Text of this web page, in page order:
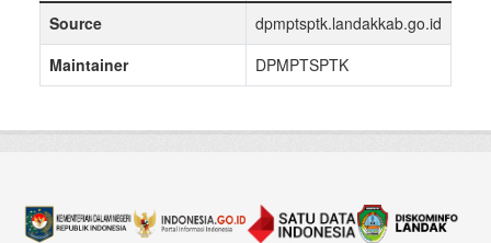
Source
dpmptsptk.landakkab.go.id
Maintainer
DPMPTSPTK